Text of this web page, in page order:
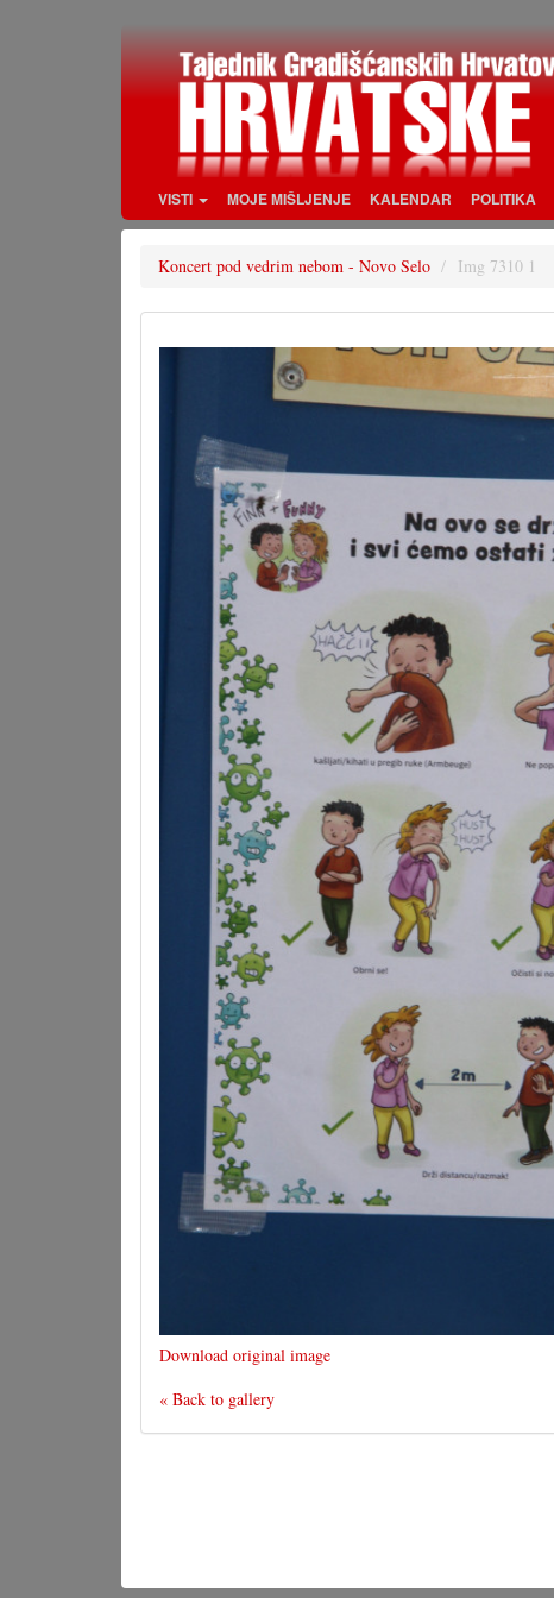
VISTI MOJE MIŠLJENJE KALENDAR POLITIKA
Koncert pod vedrim nebom - Novo Selo Img 7310 1
Download original image
« Back to gallery